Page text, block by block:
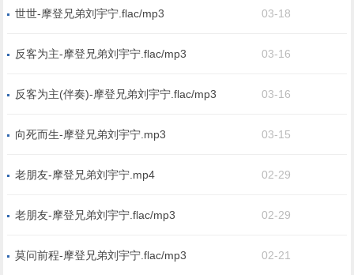
世世-摩登兄弟刘宇宁.flac/mp3 03-18
反客为主-摩登兄弟刘宇宁.flac/mp3 03-16
反客为主(伴奏)-摩登兄弟刘宇宁.flac/mp3 03-16
向死而生-摩登兄弟刘宇宁.mp3 03-15
老朋友-摩登兄弟刘宇宁.mp4 02-29
老朋友-摩登兄弟刘宇宁.flac/mp3 02-29
莫问前程-摩登兄弟刘宇宁.flac/mp3 02-21